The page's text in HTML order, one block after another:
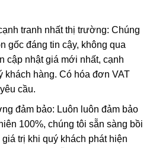
tranh nhất thị trường: Chúng
gốc đáng tin cậy, không qua
cập nhật giá mới nhất, cạnh
khách hàng. Có hóa đơn VAT
cầu.
đảm bảo: Luôn luôn đảm bảo
100%, chúng tôi sẵn sàng bồi
trị khi quý khách phát hiện